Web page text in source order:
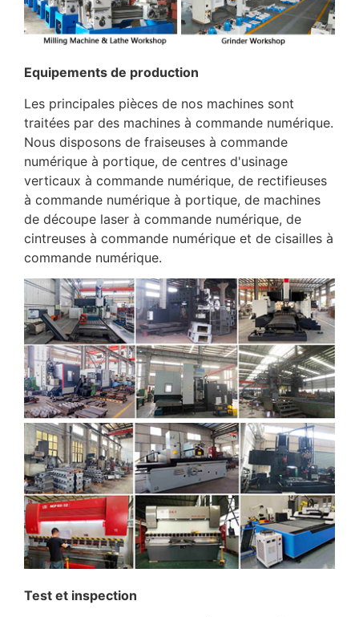
Equipements de production
Les principales pièces de nos machines sont
traitées par des machines à commande numérique.
Nous disposons de fraiseuses à commande
numérique à portique, de centres d'usinage
verticaux à commande numérique, de rectifieuses
à commande numérique à portique, de machines
de découpe laser à commande numérique, de
cintreuses à commande numérique et de cisailles à
commande numérique.
Test et inspection